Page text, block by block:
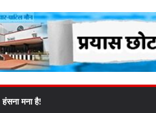
हंसना मना है!